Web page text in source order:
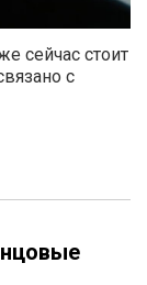
сейчас стоит
с